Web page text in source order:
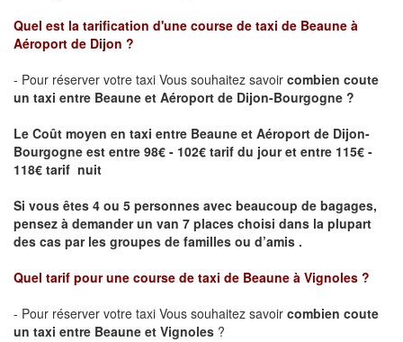
Quel est la tarification d'une course de taxi de Beaune à
Aéroport de Dijon ?
- Pour réserver votre taxi Vous souhaitez savoir combien coute
un taxi entre Beaune et Aéroport de Dijon-Bourgogne ?
Le Coût moyen en taxi entre Beaune et Aéroport de Dijon-
Bourgogne est entre 98€ - 102€ tarif du jour et entre 115€ -
118€ tarif nuit
Si vous êtes 4 ou 5 personnes avec beaucoup de bagages,
pensez à demander un van 7 places choisi dans la plupart
des cas par les groupes de familles ou d’amis .
Quel tarif pour une course de taxi de Beaune à Vignoles ?
- Pour réserver votre taxi Vous souhaitez savoir combien coute
un taxi entre Beaune et Vignoles ?